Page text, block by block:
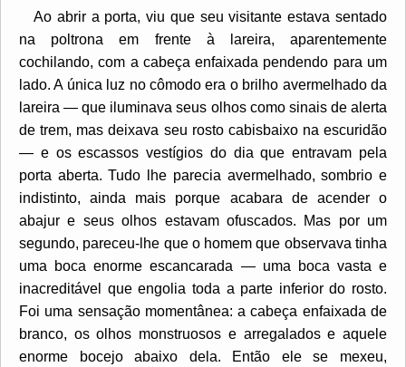
Ao abrir a porta, viu que seu visitante estava sentado
na poltrona em frente à lareira, aparentemente
cochilando, com a cabeça enfaixada pendendo para um
lado. A única luz no cômodo era o brilho avermelhado da
lareira — que iluminava seus olhos como sinais de alerta
de trem, mas deixava seu rosto cabisbaixo na escuridão
— e os escassos vestígios do dia que entravam pela
porta aberta. Tudo lhe parecia avermelhado, sombrio e
indistinto, ainda mais porque acabara de acender o
abajur e seus olhos estavam ofuscados. Mas por um
segundo, pareceu-lhe que o homem que observava tinha
uma boca enorme escancarada — uma boca vasta e
inacreditável que engolia toda a parte inferior do rosto.
Foi uma sensação momentânea: a cabeça enfaixada de
branco, os olhos monstruosos e arregalados e aquele
enorme bocejo abaixo dela. Então ele se mexeu,